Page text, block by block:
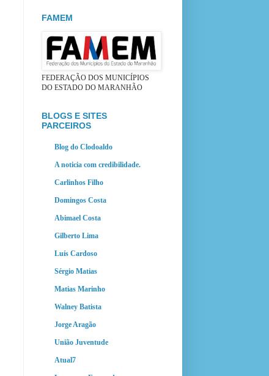
FAMEM
FEDERAÇÃO DOS MUNICÍPIOS
DO ESTADO DO MARANHÃO
BLOGS E SITES
PARCEIROS
Blog do Clodoaldo
A noticia com credibilidade.
Carlinhos Filho
Domingos Costa
Abimael Costa
Gilberto Lima
Luís Cardoso
Sérgio Matias
Matias Marinho
Walney Batista
Jorge Aragão
União Juventude
Atual7